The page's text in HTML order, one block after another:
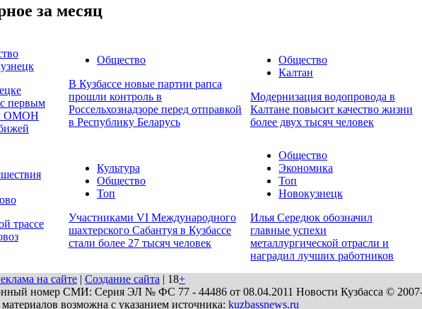
за месяц
первым
ОМОН
Общество
В Кузбассе новые партии рапса
прошли контроль в
Россельхознадзоре перед отправкой
в Республику Беларусь
Общество
Калтан
Модернизация водопровода в
Калтане повысит качество жизни
более двух тысяч человек
трассе
Культура
Общество
Топ
Участниками VI Международного
шахтерского Сабантуя в Кузбассе
стали более 27 тысяч человек
Общество
Экономика
Топ
Новокузнецк
Илья Середюк обозначил
главные успехи
металлургической отрасли и
наградил лучших работников
на сайте | Создание сайта | 18+
номер СМИ: Серия ЭЛ № ФС 77 - 44486 от 08.04.2011 Новости Кузбасса ©
возможна с указанием источника: kuzbassnews.ru